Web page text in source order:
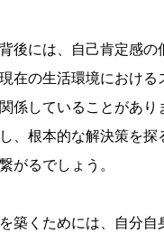
後には、自己肯定感の
在の生活環境における
係していることがあり
、根本的な解決策を探
がるでしょう。
築くためには、自分自